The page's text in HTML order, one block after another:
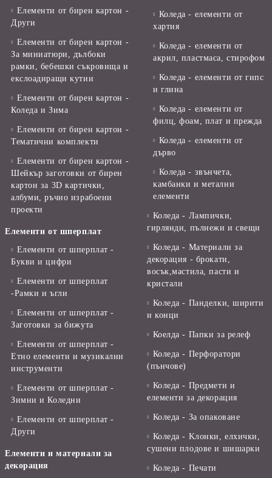
Елементи от бирен картон -
Други
Елементи от бирен картон -
За миниатюри, дълбоки
рамки, бебешки съкровища и
екслоадиращи кутии
Елементи от бирен картон -
Коледа и Зима
Елементи от бирен картон -
Тематични комплекти
Елементи от бирен картон -
Шейкър заготовки от бирен
картон за 3D картички,
албуми, ръчно израбоени
проекти
Елементи от шперплат
Елементи от шперплат -
Букви и цифри
Елементи от шперплат
-Рамки и ъгли
Елементи от шперплат -
Заготовки за бижута
Елементи от шперплат -
Етно елементи и музикални
инструменти
Елементи от шперплат -
Зимни и Коледни
Елементи от шперплат -
Други
Елементи и материали за
декорация
Коледа - елементи от
хартия
Коледа - елементи от
акрил, пластмаса, стирофом
Коледа - елементи от гипс
и глина
Коледа - елементи от
филц, фоам, плат и прежда
Коледа - елементи от
дърво
Коледа - звънчета,
камбанки и метални
елементи
Коледа - Лампички,
гирлянди, пълнежи и свещи
Коледа - Материали за
декорация - брокати,
восък,мастила, пасти и
кристали
Коледа - Панделки, ширити
и конци
Коелда - Папки за релеф
Коледа - Перфоратори
(пънчове)
Коледа - Предмети и
елементи за декорация
Коледа - За опаковане
Коледа - Kлонки, елхички,
сушени плодове и шишарки
Коледа - Печати